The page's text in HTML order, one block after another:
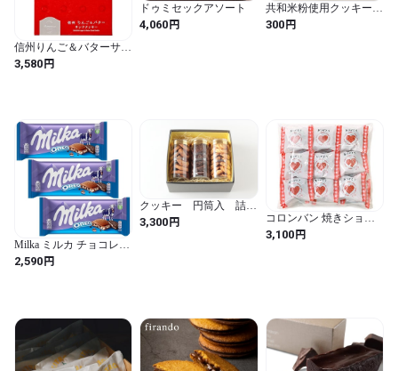
信州りんご＆バターサン
ドクッキー6個入 林檎バ
ターサンドクッキー 信
3,580円
ドゥミセックアソート
4,060円
共和米粉使用クッキー
「しあわせのポルボロ
ン」
300円
Milka ミルカ チョコレー
ト オレオ １００ｇ ３個
セット ドイツチョコ 世
2,590円
クッキー 円筒入 詰め
合わせ
3,300円
コロンバン 焼きショコ
ラ (ありがとう) 18個入
3,100円